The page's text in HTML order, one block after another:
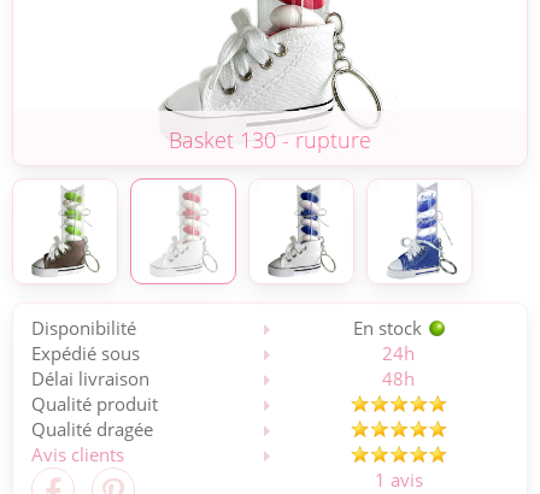
Basket 130 - rupture
Disponibilité
En stock
Expédié sous
24h
Délai livraison
48h
Qualité produit
Qualité dragée
Avis clients
1 avis